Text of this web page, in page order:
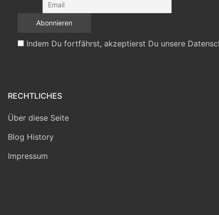
Indem Du fortfährst, akzeptierst Du unsere
RECHTLICHES
Über diese Seite
Blog History
Impressum